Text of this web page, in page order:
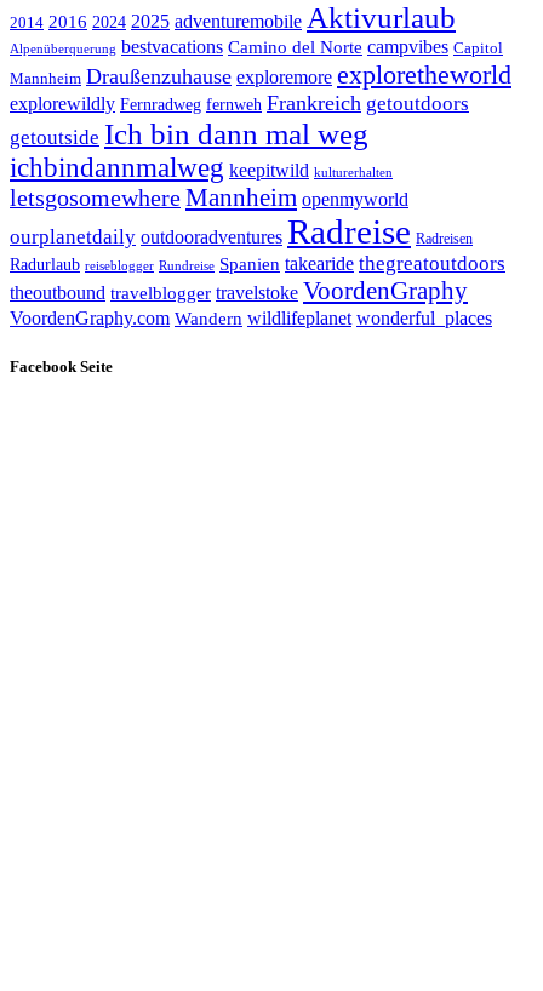
2014 2016 2024 2025 adventuremobile Aktivurlaub
Alpenüberquerung bestvacations Camino del Norte campvibes Capitol
Mannheim Draußenzuhause exploremore exploretheworld
explorewildly Fernradweg fernweh Frankreich getoutdoors
getoutside Ich bin dann mal weg
ichbindannmalweg keepitwild kulturerhalten
letsgosomewhereMannheim openmyworld
ourplanetdaily outdooradventures Radreise Radreisen
Radurlaub reiseblogger Rundreise Spanien takearide thegreatoutdoors
theoutbound travelblogger travelstoke VoordenGraphy
VoordenGraphy.com Wandern wildlifeplanet wonderful_places
Facebook Seite